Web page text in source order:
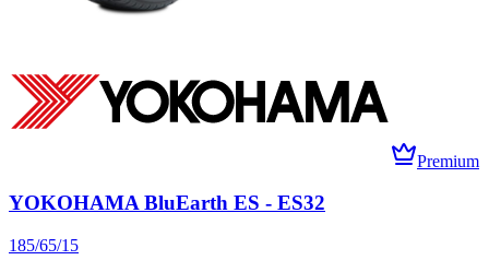
Premium
YOKOHAMA BluEarth ES - ES32
185/65/15